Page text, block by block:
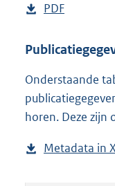
D
w
l
o
a
p
PDF
s
a
n
d
g
Onderstaande
horen. Deze zijn
Metadata in